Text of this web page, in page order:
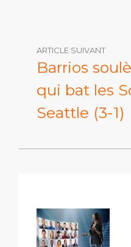
ARTICLE SUIVANT
Barrios
qui bat les
Seattle (3-1)